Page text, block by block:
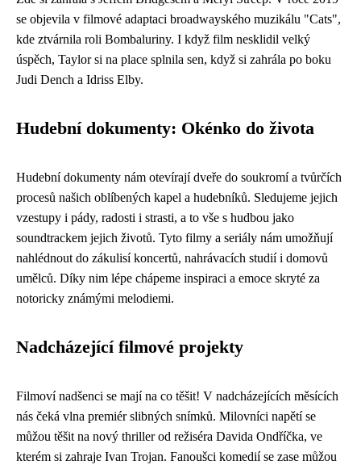
se objevila v filmové adaptaci broadwayského muzikálu "Cats",
kde ztvárnila roli Bombaluriny. I když film nesklidil velký
úspěch, Taylor si na place splnila sen, když si zahrála po boku
Judi Dench a Idriss Elby.
Hudební dokumenty: Okénko do života
Hudební dokumenty nám otevírají dveře do soukromí a tvůrčích
procesů našich oblíbených kapel a hudebníků. Sledujeme jejich
vzestupy i pády, radosti i strasti, a to vše s hudbou jako
soundtrackem jejich životů. Tyto filmy a seriály nám umožňují
nahlédnout do zákulisí koncertů, nahrávacích studií i domovů
umělců. Díky nim lépe chápeme inspiraci a emoce skryté za
notoricky známými melodiemi.
Nadcházející filmové projekty
Filmoví nadšenci se mají na co těšit! V nadcházejících měsících
nás čeká vlna premiér slibných snímků. Milovníci napětí se
můžou těšit na nový thriller od režiséra Davida Ondříčka, ve
kterém si zahraje Ivan Trojan. Fanoušci komedií se zase můžou